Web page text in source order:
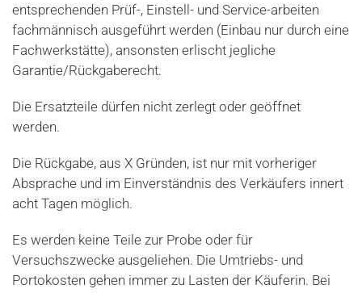
entsprechenden Prüf-, Einstell- und Service-arbeiten
fachmännisch ausgeführt werden (Einbau nur durch eine
Fachwerkstätte), ansonsten erlischt jegliche
Garantie/Rückgaberecht.
Die Ersatzteile dürfen nicht zerlegt oder geöffnet
werden.
Die Rückgabe, aus X Gründen, ist nur mit vorheriger
Absprache und im Einverständnis des Verkäufers innert
acht Tagen möglich.
Es werden keine Teile zur Probe oder für
Versuchszwecke ausgeliehen. Die Umtriebs- und
Portokosten gehen immer zu Lasten der Käuferin. Bei